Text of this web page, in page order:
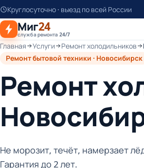
К
основному
контенту
Круглосуточно · выезд по всей России
Миг24
служба ремонта 24/7
Главная Услуги Ремонт холодильников
Ремонт бытовой техники · Новосибирск
Ремонт
Не морозит, течёт, намерзает
Гарантия до 2 лет.